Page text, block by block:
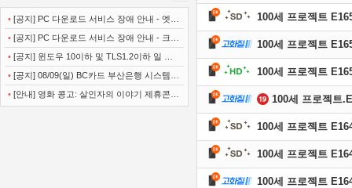
• [공지] PC 다운로드 서비스 장애 안내 - 엣지
(Microsoft Edge)
• [공지] PC 다운로드 서비스 장애 안내 - 크롬
(Chrome)
• [공지] 윈도우 10이하 및 TLS1.2이하 일 경
우 사이트 이용불가 안내
• [공지] 08/09(일) BC카드 부산은행 시스템
정기점검 안내
• [안내] 영화 콩고: 살인자의 이야기 제휴콘텐
100세 프로젝트
100세 프로젝트
100세 프로젝트
100세 프로젝트
100세 프로젝트
100세 프로젝트
100세 프로젝트